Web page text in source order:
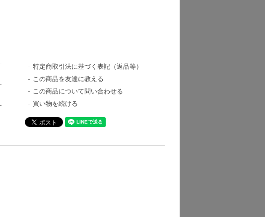
特定商取引法に基づく表記（返品等）
この商品を友達に教える
この商品について問い合わせる
買い物を続ける